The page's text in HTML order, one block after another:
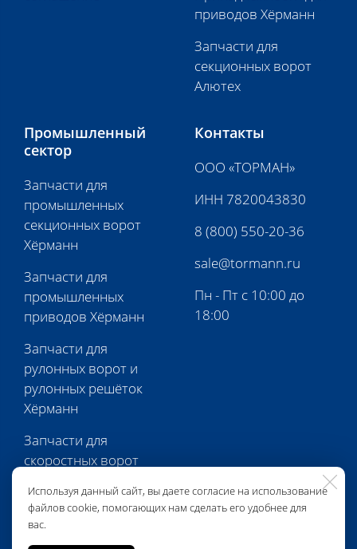
Используя данный сайт, вы даете согласие на использование
файлов cookie, помогающих нам сделать его удобнее для
вас.
приводов Хёрманн
Запчасти для
секционных ворот
Алютех
Промышленный
сектор
Запчасти для
промышленных
секционных ворот
Хёрманн
Запчасти для
промышленных
приводов Хёрманн
Запчасти для
рулонных ворот и
рулонных решёток
Хёрманн
Запчасти для
скоростных ворот
Запчасти для
перегрузочной
Контакты
ООО «ТОРМАН»
ИНН 7820043830
8 (800) 550-20-36
sale@tormann.ru
Пн - Пт с 10:00 до
18:00